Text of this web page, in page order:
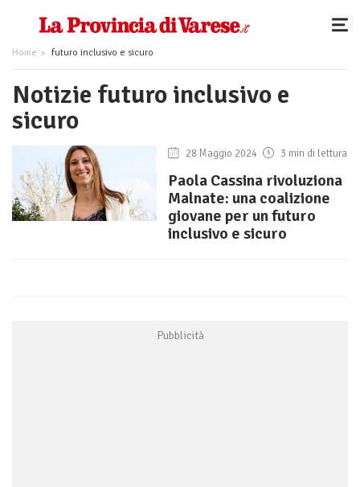
Home futuro inclusivo e sicuro
Notizie futuro inclusivo e
sicuro
28 Maggio 2024 3 min di lettura
Paola Cassina rivoluziona
Malnate: una coalizione
giovane per un futuro
inclusivo e sicuro